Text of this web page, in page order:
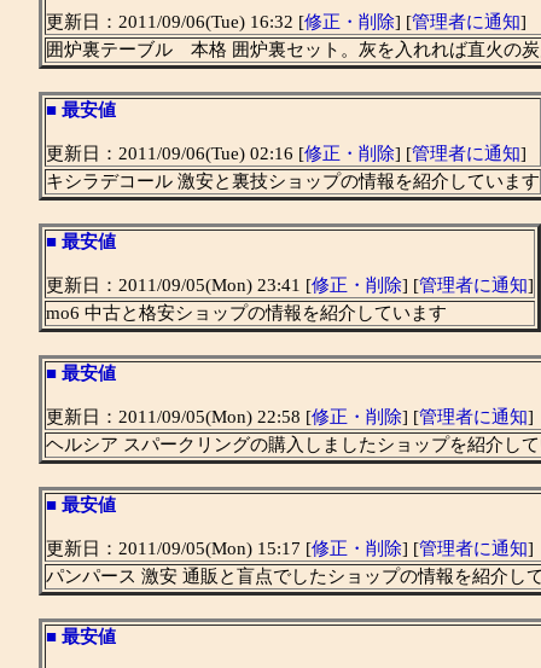
更新日：2011/09/06(Tue) 16:32 [修正・削除] [管理者に通知]
囲炉裏テーブル 本格 囲炉裏セット。灰を入れれば直火の
■ 最安値
更新日：2011/09/06(Tue) 02:16 [修正・削除] [管理者に通知]
キシラデコール 激安と裏技ショップの情報を紹介しています
■ 最安値
更新日：2011/09/05(Mon) 23:41 [修正・削除] [管理者に通知]
mo6 中古と格安ショップの情報を紹介しています
■ 最安値
更新日：2011/09/05(Mon) 22:58 [修正・削除] [管理者に通知]
ヘルシア スパークリングの購入しましたショップを紹介して
■ 最安値
更新日：2011/09/05(Mon) 15:17 [修正・削除] [管理者に通知]
パンパース 激安 通販と盲点でしたショップの情報を紹介し
■ 最安値